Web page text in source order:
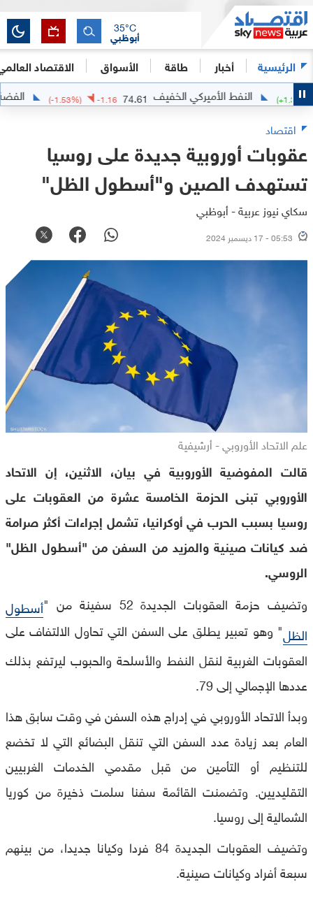
الرئيسية أخبار طاقة الأسواق الاقتصاد
أبوظبي
35°C
(+ النفط الأميركي الخفيف 74.61
-1.16
(-1.53%) الفضة
اقتصاد
عقوبات أوروبية جديدة على روسيا
تستهدف الصين و"أسطول الظل"
سكاي نيوز عربية - أبوظبي
05:53 - 17 ديسمبر 2024
علم الاتحاد الأوروبي - أرشيفية
قالت المفوضية الأوروبية في بيان، الاثنين، إن الاتحاد
الأوروبي تبنى الحزمة الخامسة عشرة من العقوبات على
روسيا بسبب الحرب في أوكرانيا، تشمل إجراءات أكثر صرامة
ضد كيانات صينية والمزيد من السفن من "أسطول الظل"
الروسي.
وتضيف حزمة العقوبات الجديدة 52 سفينة من "
أسطول
الظل" وهو تعبير يطلق على السفن التي تحاول الالتفاف على
العقوبات الغربية لنقل النفط والأسلحة والحبوب ليرتفع بذلك
عددها الإجمالي إلى 79.
وبدأ الاتحاد الأوروبي في إدراج هذه السفن في وقت سابق هذا
العام بعد زيادة عدد السفن التي تنقل البضائع التي لا تخضع
للتنظيم أو التأمين من قبل مقدمي الخدمات الغربيين
التقليديين. وتضمنت القائمة سفنا سلمت ذخيرة من كوريا
الشمالية إلى روسيا.
وتضيف العقوبات الجديدة 84 فردا وكيانا جديدا، من بينهم
سبعة أفراد وكيانات صينية.